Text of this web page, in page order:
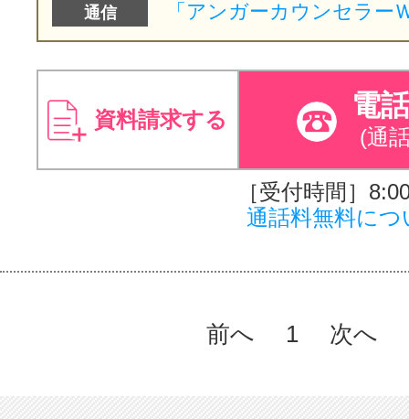
通信
資料請求する 電
(通
［受付時間］
通話料無料につ
前へ 1 次へ